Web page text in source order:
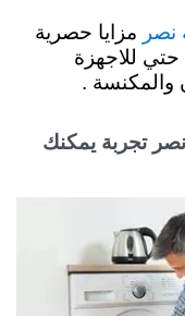
نصر
مزايا حصرية
حتي للاجهزة
والمكنسة .
تجربة يمكنك